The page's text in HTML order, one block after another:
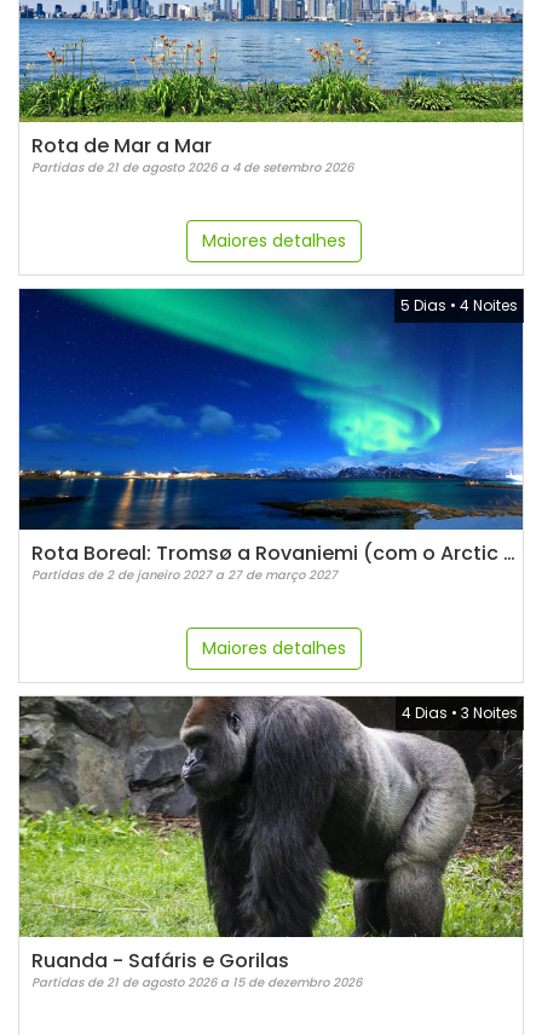
Rota de Mar a Mar
Partidas de 21 de agosto 2026 a 4 de setembro 2026
Maiores detalhes
5 Dias • 4 Noites
Rota Boreal: Tromsø a Rovaniemi (com o Arctic Train)
Partidas de 2 de janeiro 2027 a 27 de março 2027
Maiores detalhes
4 Dias • 3 Noites
Ruanda - Safáris e Gorilas
Partidas de 21 de agosto 2026 a 15 de dezembro 2026